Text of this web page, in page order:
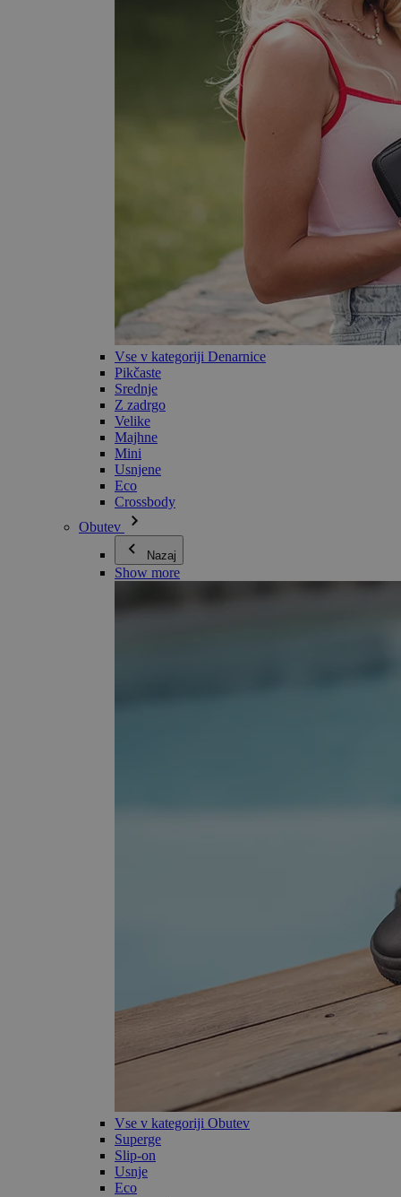
Vse v kategoriji Denarnice
Pikčaste
Srednje
Z zadrgo
Velike
Majhne
Mini
Usnjene
Eco
Crossbody
Obutev
Nazaj
Show more
Vse v kategoriji Obutev
Superge
Slip-on
Usnje
Eco